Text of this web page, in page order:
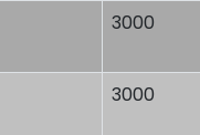
3000
3000